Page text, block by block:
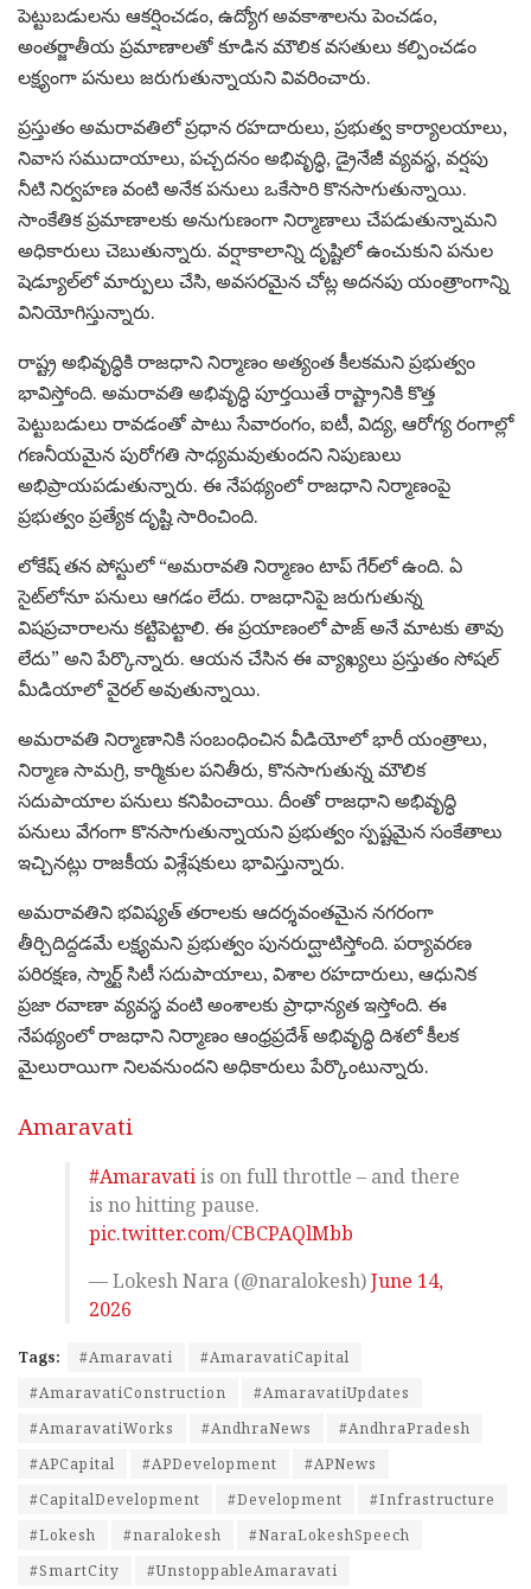
పెట్టుబడులను ఆకర్షించడం, ఉద్యోగ అవకాశాలను పెంచడం,
అంతర్జాతీయ ప్రమాణాలతో కూడిన మౌలిక వసతులు కల్పించడం
లక్ష్యంగా పనులు జరుగుతున్నాయని వివరించారు.
ప్రస్తుతం అమరావతిలో ప్రధాన రహదారులు, ప్రభుత్వ కార్యాలయాలు,
నివాస సముదాయాలు, పచ్చదనం అభివృద్ధి, డ్రైనేజీ వ్యవస్థ, వర్షపు
నీటి నిర్వహణ వంటి అనేక పనులు ఒకేసారి కొనసాగుతున్నాయి.
సాంకేతిక ప్రమాణాలకు అనుగుణంగా నిర్మాణాలు చేపడుతున్నామని
అధికారులు చెబుతున్నారు. వర్షాకాలాన్ని దృష్టిలో ఉంచుకుని పనుల
షెడ్యూల్‌లో మార్పులు చేసి, అవసరమైన చోట్ల అదనపు యంత్రాంగాన్ని
వినియోగిస్తున్నారు.
రాష్ట్ర అభివృద్ధికి రాజధాని నిర్మాణం అత్యంత కీలకమని ప్రభుత్వం
భావిస్తోంది. అమరావతి అభివృద్ధి పూర్తయితే రాష్ట్రానికి కొత్త
పెట్టుబడులు రావడంతో పాటు సేవారంగం, ఐటీ, విద్య, ఆరోగ్య రంగాల్లో
గణనీయమైన పురోగతి సాధ్యమవుతుందని నిపుణులు
అభిప్రాయపడుతున్నారు. ఈ నేపథ్యంలో రాజధాని నిర్మాణంపై
ప్రభుత్వం ప్రత్యేక దృష్టి సారించింది.
లోకేష్ తన పోస్టులో “అమరావతి నిర్మాణం టాప్ గేర్‌లో ఉంది. ఏ
సైట్‌లోనూ పనులు ఆగడం లేదు. రాజధానిపై జరుగుతున్న
విషప్రచారాలను కట్టిపెట్టాలి. ఈ ప్రయాణంలో పాజ్ అనే మాటకు తావు
లేదు” అని పేర్కొన్నారు. ఆయన చేసిన ఈ వ్యాఖ్యలు ప్రస్తుతం సోషల్
మీడియాలో వైరల్ అవుతున్నాయి.
అమరావతి నిర్మాణానికి సంబంధించిన వీడియోలో భారీ యంత్రాలు,
నిర్మాణ సామగ్రి, కార్మికుల పనితీరు, కొనసాగుతున్న మౌలిక
సదుపాయాల పనులు కనిపించాయి. దీంతో రాజధాని అభివృద్ధి
పనులు వేగంగా కొనసాగుతున్నాయని ప్రభుత్వం స్పష్టమైన సంకేతాలు
ఇచ్చినట్లు రాజకీయ విశ్లేషకులు భావిస్తున్నారు.
అమరావతిని భవిష్యత్ తరాలకు ఆదర్శవంతమైన నగరంగా
తీర్చిదిద్దడమే లక్ష్యమని ప్రభుత్వం పునరుద్ఘాటిస్తోంది. పర్యావరణ
పరిరక్షణ, స్మార్ట్ సిటీ సదుపాయాలు, విశాల రహదారులు, ఆధునిక
ప్రజా రవాణా వ్యవస్థ వంటి అంశాలకు ప్రాధాన్యత ఇస్తోంది. ఈ
నేపథ్యంలో రాజధాని నిర్మాణం ఆంధ్రప్రదేశ్ అభివృద్ధి దిశలో కీలక
మైలురాయిగా నిలవనుందని అధికారులు పేర్కొంటున్నారు.
Amaravati
#Amaravatiis on full throttle – and there
is no hitting pause.
pic.twitter.com/CBCPAQlMbb
— Lokesh Nara (@naralokesh)June 14,
2026
Tags: #Amaravati
#AmaravatiCapital
#AmaravatiConstruction
#AmaravatiUpdates
#AmaravatiWorks
#AndhraNews
#AndhraPradesh
#APCapital
#APDevelopment
#APNews
#CapitalDevelopment
#Development
#Infrastructure
#Lokesh
#naralokesh
#NaraLokeshSpeech
#SmartCity
#UnstoppableAmaravati